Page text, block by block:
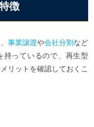
徴
事業譲渡や会社分割 など
持っているので、再生型
リットを確認しておくこ